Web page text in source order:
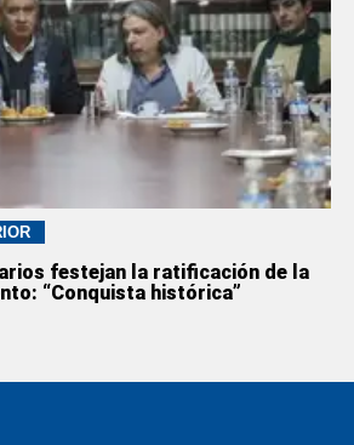
festejan la ratificación de la
“Conquista histórica”